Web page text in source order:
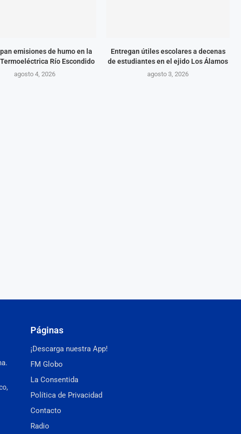
emisiones de humo en la
Río Escondido
agosto 4, 2026
Entregan útiles escolares a decenas
de estudiantes en el ejido Los Álamos
agosto 3, 2026
Páginas
¡Descarga nuestra App!
FM Globo
La Consentida
Política de Privacidad
Contacto
Radio